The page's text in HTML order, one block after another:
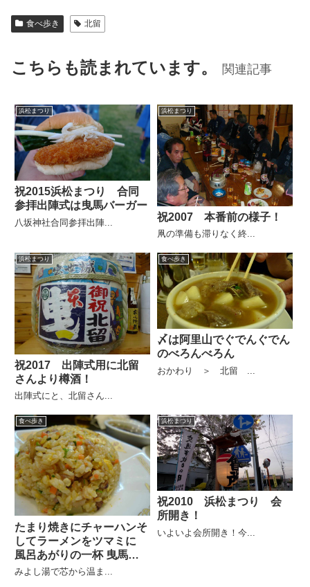
食べ歩き 北留
こちらも読まれています。 関連記事
浜松まつり
祝2015浜松まつり 合同
参拝出陣式は曳馬バーガー
八坂神社合同参拝出陣...
浜松まつり
祝2007 本番前の様子！
凧の準備も滞りなく終...
浜松まつり
祝2017 出陣式用に北留
さんより樽酒！
出陣式にと、北留さん...
食べ歩き
〆は阿里山でぐでんぐでん
のべろんべろん
おかわり ＞ 北留 ...
食べ歩き
たまり焼きにチャーハンそ
してラーメンをツマミに
風呂あがりの一杯 曳馬の
北留
みよし湯で芯から温ま...
浜松まつり
祝2010 浜松まつり 会
所開き！
いよいよ会所開き！今...